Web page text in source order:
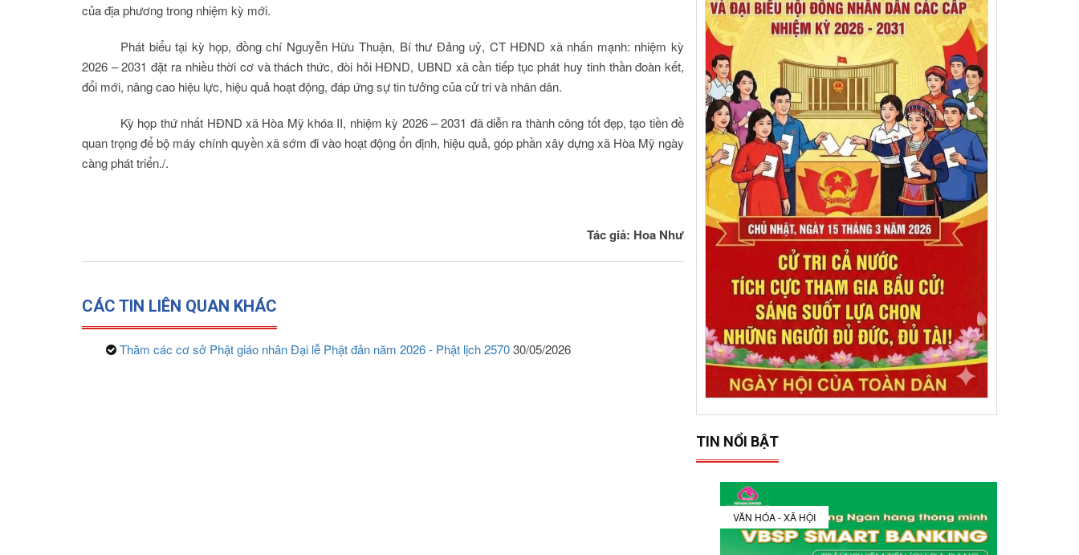
của địa phương trong nhiệm kỳ mới.
Phát biểu tại kỳ họp, đồng chí Nguyễn Hữu Thuận, Bí thư Đảng uỷ, CT HĐND xã nhấn mạnh: nhiệm kỳ
2026 – 2031 đặt ra nhiều thời cơ và thách thức, đòi hỏi HĐND, UBND xã cần tiếp tục phát huy tinh thần đoàn kết,
đổi mới, nâng cao hiệu lực, hiệu quả hoạt động, đáp ứng sự tin tưởng của cử tri và nhân dân.
Kỳ họp thứ nhất HĐND xã Hòa Mỹ khóa II, nhiệm kỳ 2026 – 2031 đã diễn ra thành công tốt đẹp, tạo tiền đề
quan trọng để bộ máy chính quyền xã sớm đi vào hoạt động ổn định, hiệu quả, góp phần xây dựng xã Hòa Mỹ ngày
càng phát triển./.
Tác giả: Hoa Như
CÁC TIN LIÊN QUAN KHÁC
Thăm các cơ sở Phật giáo nhân Đại lễ Phật đản năm 2026 - Phật lịch 257030/05/2026
TIN NỔI BẬT
VĂN HÓA - XÃ HỘI